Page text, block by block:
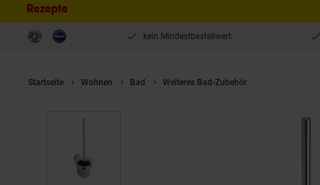
Rezepte
kein Mindestbestellwert
Startseite Wohnen Bad Weiteres Bad-Zubehör